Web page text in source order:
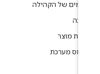
של הקהילה
מוצר
מערכת